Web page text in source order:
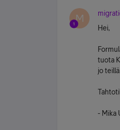
M
Hei,
tuota
jo teillä.
- Mika